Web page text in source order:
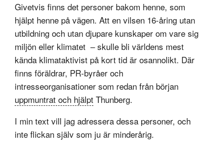
Givetvis finns det personer bakom henne, som
hjälpt henne på vägen. Att en vilsen 16-åring utan
utbildning och utan djupare kunskaper om vare sig
miljön eller klimatet – skulle bli världens mest
kända klimataktivist på kort tid är osannolikt. Där
finns föräldrar, PR-byråer och
intresseorganisationer som redan från början
uppmuntrat och hjälpt Thunberg.
I min text vill jag adressera dessa personer, och
inte flickan själv som ju är minderårig.